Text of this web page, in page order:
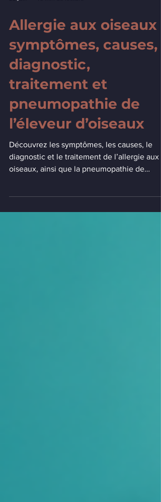
Allergie aux oiseaux :
symptômes, causes,
diagnostic,
traitement et
pneumopathie de
l’éleveur d’oiseaux
Découvrez les symptômes, les causes, le
diagnostic et le traitement de l’allergie aux
l’éleveur d’oiseaux.